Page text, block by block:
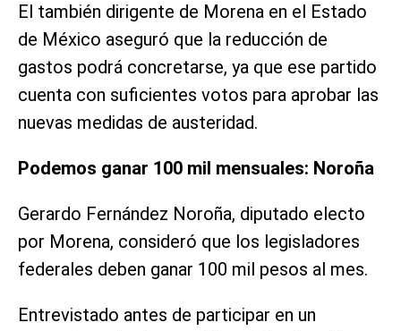
El también dirigente de Morena en el Estado
de México aseguró que la reducción de
gastos podrá concretarse, ya que ese partido
cuenta con suficientes votos para aprobar las
nuevas medidas de austeridad.
Podemos ganar 100 mil mensuales: Noroña
Gerardo Fernández Noroña, diputado electo
por Morena, consideró que los legisladores
federales deben ganar 100 mil pesos al mes.
Entrevistado antes de participar en un